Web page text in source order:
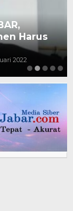
Harus
2022